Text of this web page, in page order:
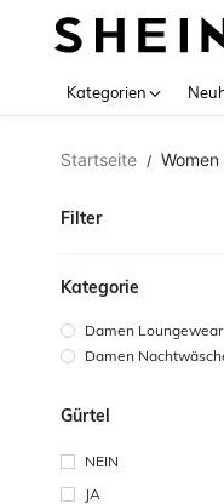
Kategorien
Startseite /
Filter
Kategorie
Damen Loungewear
Damen
Gürtel
NEIN
JA